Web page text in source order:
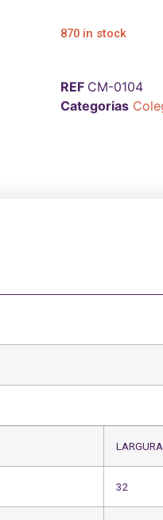
870 in stock
REF CM-0104
Categorias
LARGURA
32